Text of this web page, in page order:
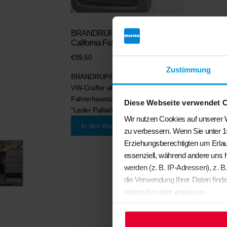
Zustimmung
Diese Webseite verwendet
Wir nutzen Cookies auf unserer
zu verbessern. Wenn Sie unter
Erziehungsberechtigten um
essenziell, während andere uns
werden (z. B. IP-Adressen), z.
die Verwendung Ihrer Daten
widerrufen oder anpassen.
BRANDRUP® – MULTIBOX® für VW Grand
California Fahrerhaustür rechts
€89,50
BRANDRUP® MULTIBOX® VW- Grand California
VW-Crafter ab Modell 2017 für die rechte
Fahrerhaustüre Volumen: ca. 3,77 Liter Design:
“Leder Palladium”
In den Warenkorb